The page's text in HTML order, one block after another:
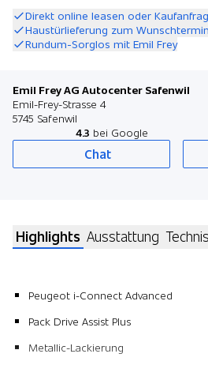
Direkt online leasen oder
Haustürlieferung zum Wunschtermin
Rundum-Sorglos mit Emil Frey
Emil Frey AG Autocenter Safenwil
Emil-Frey-Strasse 4
5745 Safenwil
4.3 bei Google
Chat
Highlights Ausstattung
Peugeot i-Connect Advanced
Pack Drive Assist Plus
Metallic-Lackierung